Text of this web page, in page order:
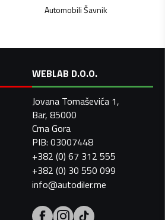
AutomobiliŠavnik
WEBLAB D.O.O.
Jovana Tomaševića 1,
Bar, 85000
Crna Gora
PIB: 03007448
+382 (0) 67 312 555
+382 (0) 30 550 099
info@autodiler.me